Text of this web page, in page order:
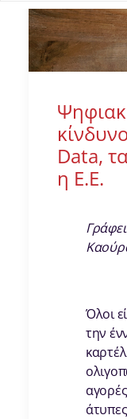
Data,
η Ε.Ε.
Όλοι
την